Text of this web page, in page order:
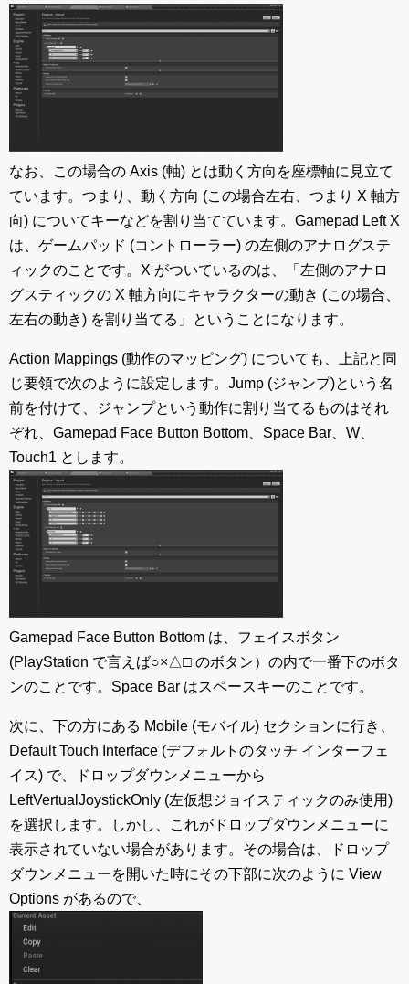
なお、この場合の Axis (軸) とは動く方向を座標軸に見立て
ています。つまり、動く方向 (この場合左右、つまり X 軸方
向) についてキーなどを割り当てています。Gamepad Left X
は、ゲームパッド (コントローラー) の左側のアナログステ
ィックのことです。X がついているのは、「左側のアナロ
グスティックの X 軸方向にキャラクターの動き (この場合、
左右の動き) を割り当てる」ということになります。
Action Mappings (動作のマッピング) についても、上記と同
じ要領で次のように設定します。Jump (ジャンプ)という名
前を付けて、ジャンプという動作に割り当てるものはそれ
ぞれ、Gamepad Face Button Bottom、Space Bar、W、
Touch1 とします。
Gamepad Face Button Bottom は、フェイスボタン
(PlayStation で言えば○×△□ のボタン）の内で一番下のボタ
ンのことです。Space Bar はスペースキーのことです。
次に、下の方にある Mobile (モバイル) セクションに行き、
Default Touch Interface (デフォルトのタッチ インターフェ
イス) で、ドロップダウンメニューから
LeftVertualJoystickOnly (左仮想ジョイスティックのみ使用)
を選択します。しかし、これがドロップダウンメニューに
表示されていない場合があります。その場合は、ドロップ
ダウンメニューを開いた時にその下部に次のように View
Options があるので、